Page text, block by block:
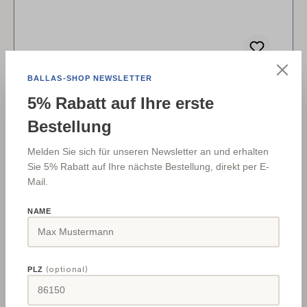
BrandhemmendAus Polyurethan auf
PolyetherbasisOberfläche: genopptUnterseite:
genoppt, für maximalen Stehkomfort und
SteharbeitsplätzeÖl und Benzinresistent5 Jahre
GarantieMade in Germany Technische Daten
Allgemeine Informationen Temperaturbeständigkeit-
4102 Abmessungen und Gewichte Länge (Produkt)
ca.1840 mm Breite/Tiefe (Produkt) ca.940 mm Höhe
Verkaufspreis:
320,11 € 362,95 € (11.8% gespart)
BALLAS-SHOP NEWSLETTER
5% Rabatt auf Ihre erste
Bestellung
Melden Sie sich für unseren Newsletter an und erhalten
Sie 5% Rabatt auf Ihre nächste Bestellung, direkt per E-
Mail.
NAME
PLZ (optional)